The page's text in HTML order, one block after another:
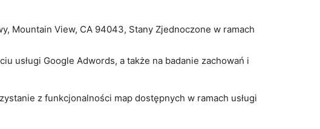
Mountain View, CA 94043, Stany Zjednoczone w ramach
usługi Google Adwords, a także na badanie zachowań i
z funkcjonalności map dostępnych w ramach usługi